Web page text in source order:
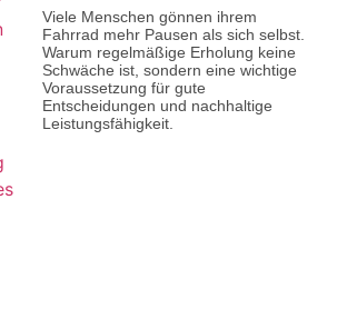
Viele Menschen gönnen ihrem
Fahrrad mehr Pausen als sich selbst.
Warum regelmäßige Erholung keine
Schwäche ist, sondern eine wichtige
Voraussetzung für gute
Entscheidungen und nachhaltige
Leistungsfähigkeit.